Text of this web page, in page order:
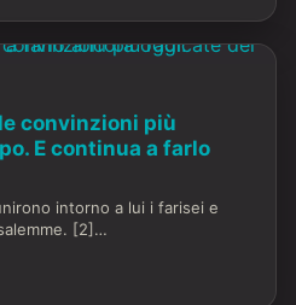
convinzioni più
E continua a farlo
intorno a lui i farisei e
[2]…